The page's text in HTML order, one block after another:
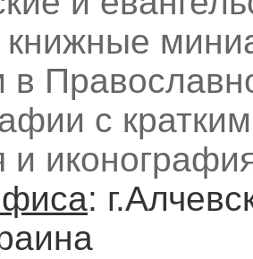
в
с
и
: